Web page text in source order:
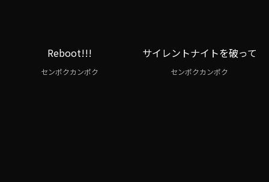
Reboot!!!
センポクカンポク
サイレントナイトを破って
センポクカンポク